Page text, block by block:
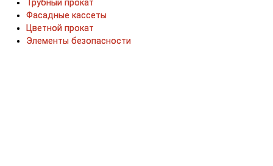
Трубный прокат
Фасадные кассеты
Цветной прокат
Элементы безопасности
Трубный прокат
Фасадные кассеты
Цветной прокат
Элементы безопасности